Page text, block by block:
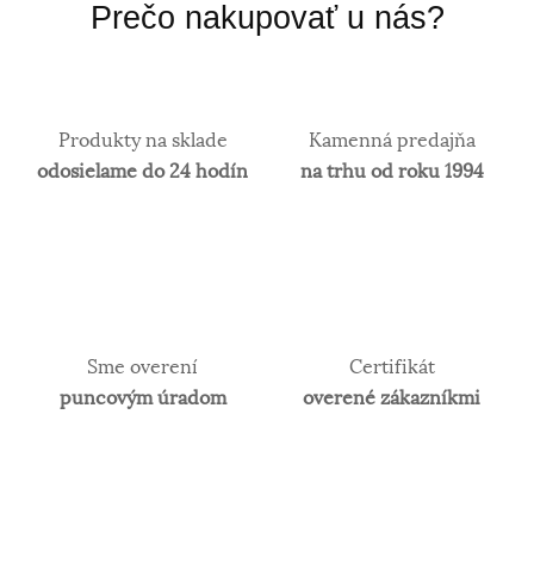
šperkov.Samotné rýdze zlato je príliš mäkké a
šperky z neho zhotovené, by sa nehodili pre
praktické použitie a preto je vhodné najmä na
Prečo nakupovať u nás?
Produkty na sklade
odosielame do 24 hodín
Kamenná predajňa
na trhu od roku 1994
Sme overení
puncovým úradom
Certifikát
overené zákazníkmi